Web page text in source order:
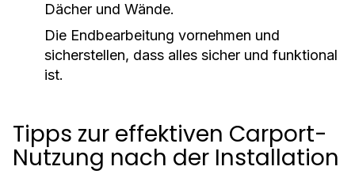
Dächer und Wände.
Die Endbearbeitung vornehmen und
sicherstellen, dass alles sicher und funktional
ist.
Tipps zur effektiven Carport-
Nutzung nach der Installation